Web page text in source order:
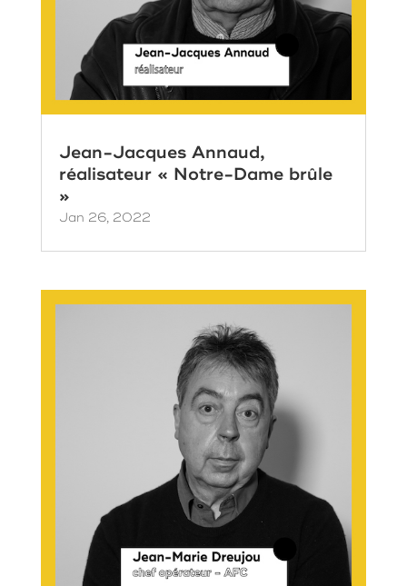
Jean-Jacques Annaud,
réalisateur « Notre-Dame brûle
»
Jan 26, 2022